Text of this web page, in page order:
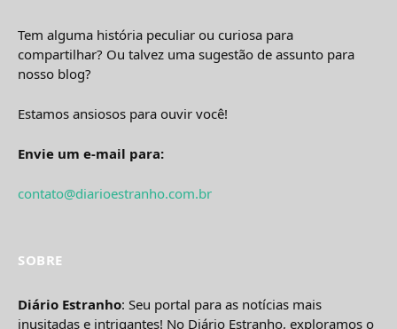
Tem alguma história peculiar ou curiosa para
compartilhar? Ou talvez uma sugestão de assunto para
nosso blog?
Estamos ansiosos para ouvir você!
Envie um e-mail para:
contato@diarioestranho.com.br
SOBRE
Diário Estranho: Seu portal para as notícias mais
inusitadas e intrigantes! No Diário Estranho, exploramos o